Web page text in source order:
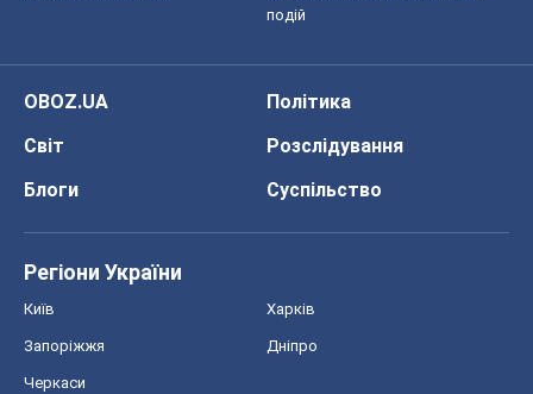
подій
OBOZ.UA
Політика
Світ
Розслідування
Блоги
Суспільство
Регіони України
Київ Харків
Запоріжжя Дніпро
Черкаси